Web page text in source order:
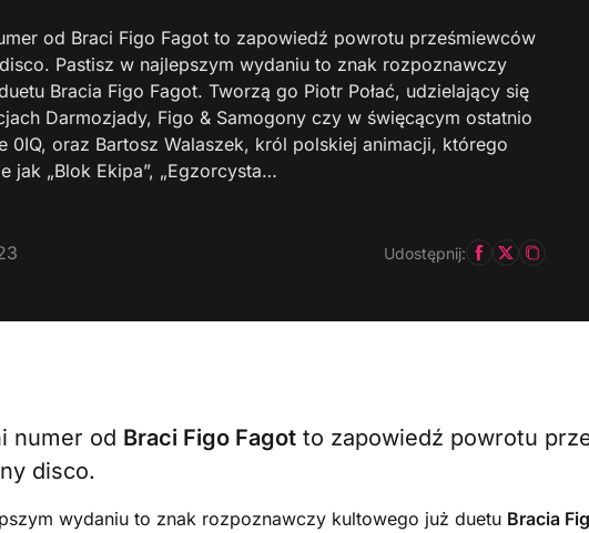
od Braci Figo Fagot to zapowiedź powrotu prześmiewców
Pastisz w najlepszym wydaniu to znak rozpoznawczy
Bracia Figo Fagot. Tworzą go Piotr Połać, udzielający się
Darmozjady, Figo & Samogony czy w święcącym ostatnio
0IQ, oraz Bartosz Walaszek, król polskiej animacji, którego
jak „Blok Ekipa”, „Egzorcysta…
Udostępnij:
numer od Braci Figo Fagot to zapowiedź powrotu
disco.
wydaniu to znak rozpoznawczy kultowego już duetu Bracia